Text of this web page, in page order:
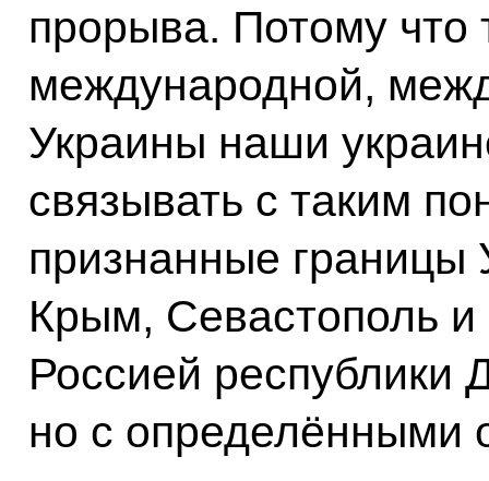
прорыва. Потому что
международной,
Украины наши
связывать с таким
признанные границы
Крым, Севастополь
Россией республики
но с определёнными